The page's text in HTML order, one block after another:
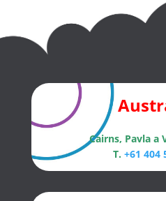
Cairns, Pavla a
T. +61 404